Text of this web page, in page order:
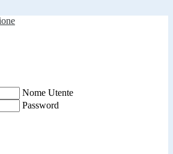
Nome Utente
Password